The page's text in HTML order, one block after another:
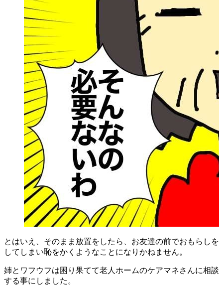
とはいえ、そのまま放置をしたら、お友達の前でおもらしを
してしまい恥をかくようなことになりかねません。
姉とワフウフは困り果てて老人ホームのケアマネさんに相談
する事にしました。